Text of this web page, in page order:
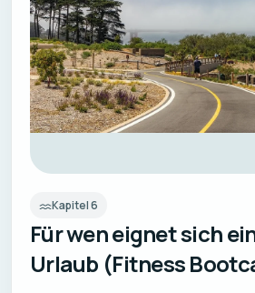
Kapitel6
Für wen eignet sich
Urlaub (Fitness